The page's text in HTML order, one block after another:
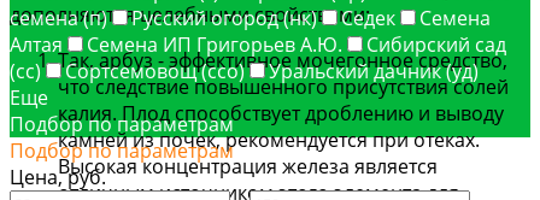
дополняются целебными свойствами:
Так, арбуз - эффективное мочегонное средство,
что следствие повышенного присутствия солей
калия. Плод способствует дроблению и выводу
камней из почек, рекомендуется при отеках.
Высокая концентрация железа является
отличным источником этого элемента для
семена (п)
Русский огород (нк) Седек
Семена
Алтая
Семена ИП Григорьев А.Ю.
Сибирский сад
(сс)
Сортсемовощ (ссо)
Уральский дачник (уд)
Еще
Подбор по параметрам
Подбор по параметрам
Цена, руб.